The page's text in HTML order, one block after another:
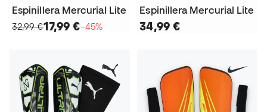
Espinillera Mercurial Lite
32,99 €17,99 €−45%
Espinillera Mercurial Lite
34,99 €